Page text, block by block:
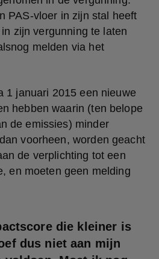
PAS-vloer in zijn stal heeft
zijn vergunning te laten
melden via het
1 januari 2015 een nieuwe
hebben waarin (ten belope
de emissies) minder
voorheen, worden geacht
de verplichting tot een
en moeten geen melding
die kleiner is
dus niet aan mijn